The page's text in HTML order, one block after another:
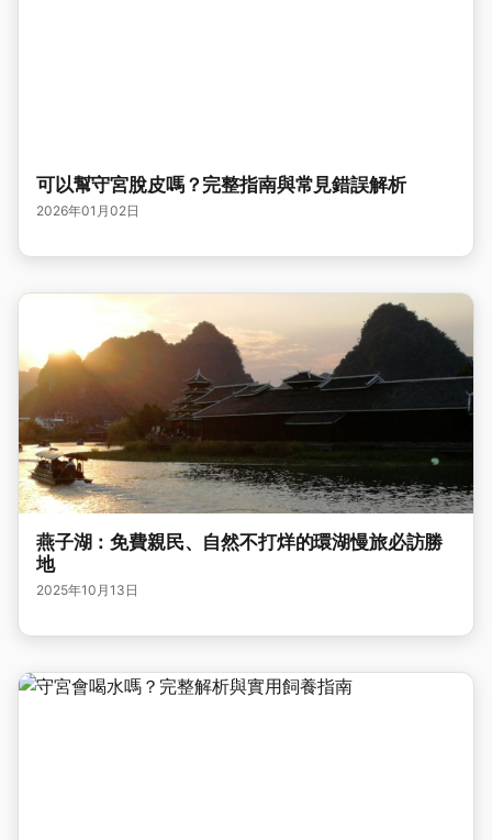
可以幫守宮脫皮嗎？完整指南與常見錯誤解析
2026年01月02日
燕子湖：免費親民、自然不打烊的環湖慢旅必訪勝
地
2025年10月13日